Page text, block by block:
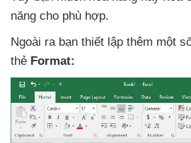
năng cho phù hợp.
Ngoài ra bạn thiết lập thêm một
thẻ Format: